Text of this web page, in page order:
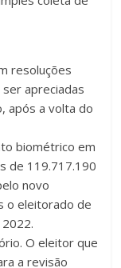
resoluções
apreciadas
após a volta do
biométrico em
de 119.717.190
novo
o eleitorado de
O eleitor que
a revisão